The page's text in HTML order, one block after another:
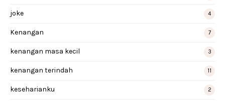
joke 4
Kenangan 7
kenangan masa kecil 3
kenangan terindah 11
keseharianku 2